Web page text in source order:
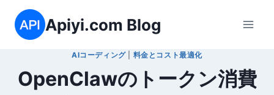
Apiyi.com Blog
AIコーディング| 料金とコスト最適化
OpenClawのトークン消費